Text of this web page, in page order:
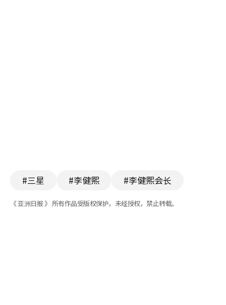
#三星 #李健熙 #李健熙会长
《 亚洲日报 》 所有作品受版权保护，未经授权，禁止转载。